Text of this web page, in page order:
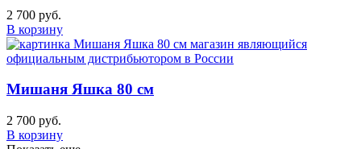
2 700 руб.
В корзину
Мишаня Яшка 80 см
2 700 руб.
В корзину